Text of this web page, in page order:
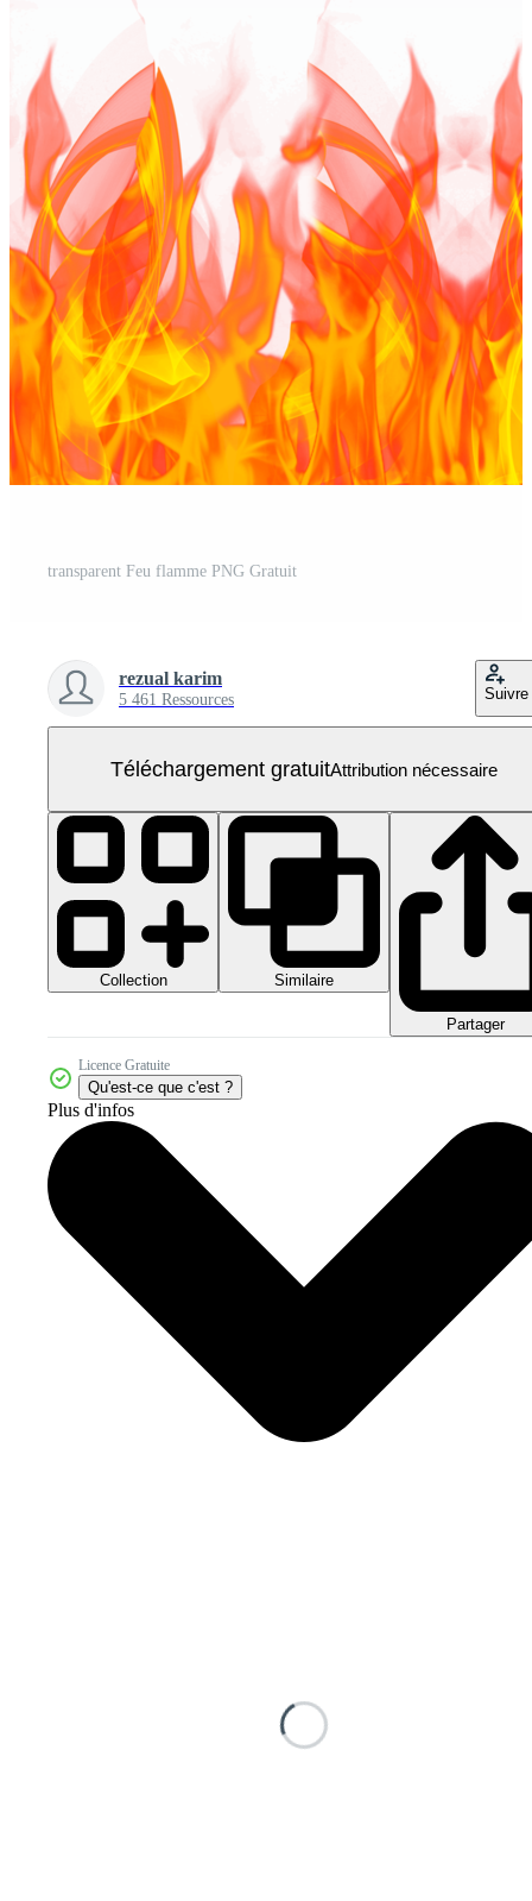
transparent Feu flamme PNG Gratuit
rezual karim
5 461 Ressources Suivre
Téléchargement gratuitAttribution nécessaire
Collection Similaire
Partager
Licence Gratuite
Qu'est-ce que c'est ?
Plus d'infos